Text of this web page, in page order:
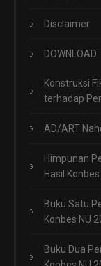
Disclaimer
DOWNLOAD
Konstruksi
terhadap
AD/ART
Himpunan
Hasil
Buku Satu
Konbes NU
Buku Dua